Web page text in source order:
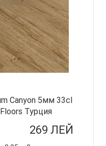
Canyon 5мм 33cl
Турция
269 ЛЕЙ